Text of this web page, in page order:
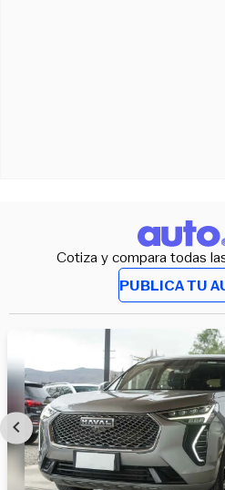
Cotiza y compara todas
PUBLICA TU